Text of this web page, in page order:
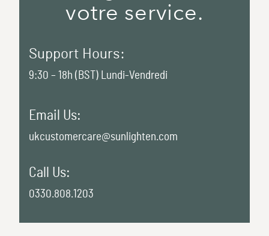
votre service.
Support Hours:
9:30 – 18h (BST) Lundi-Vendredi
Email Us:
ukcustomercare@sunlighten.com
Call Us:
0330.808.1203